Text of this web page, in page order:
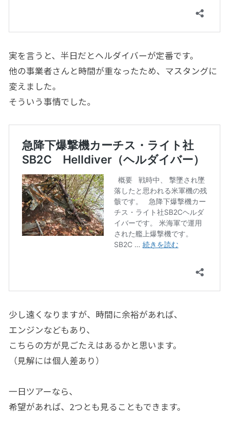
実を言うと、半日だとヘルダイバーが定番です。
他の事業者さんと時間が重なったため、マスタングに
変えました。
そういう事情でした。
少し遠くなりますが、時間に余裕があれば、
エンジンなどもあり、
こちらの方が見ごたえはあるかと思います。
（見解には個人差あり）
一日ツアーなら、
希望があれば、2つとも見ることもできます。